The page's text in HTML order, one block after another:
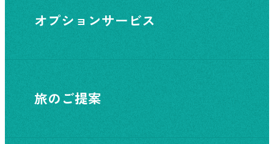
オプションサービス
旅のご提案